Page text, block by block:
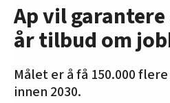
Ap vil
år tilbud om
Målet er å få 150.000
innen 2030.